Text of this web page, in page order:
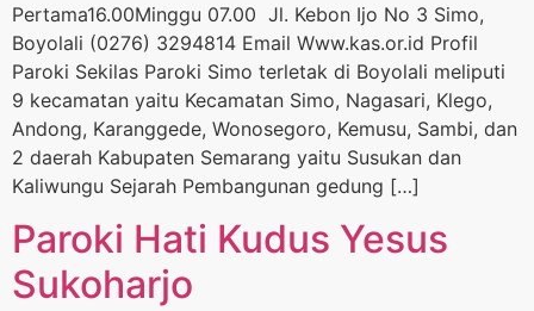
Pertama16.00Minggu 07.00 Jl. Kebon Ijo No 3 Simo,
Boyolali (0276) 3294814 Email Www.kas.or.id Profil
Paroki Sekilas Paroki Simo terletak di Boyolali meliputi
9 kecamatan yaitu Kecamatan Simo, Nagasari, Klego,
Andong, Karanggede, Wonosegoro, Kemusu, Sambi, dan
2 daerah Kabupaten Semarang yaitu Susukan dan
Kaliwungu Sejarah Pembangunan gedung […]
Paroki Hati Kudus Yesus
Sukoharjo